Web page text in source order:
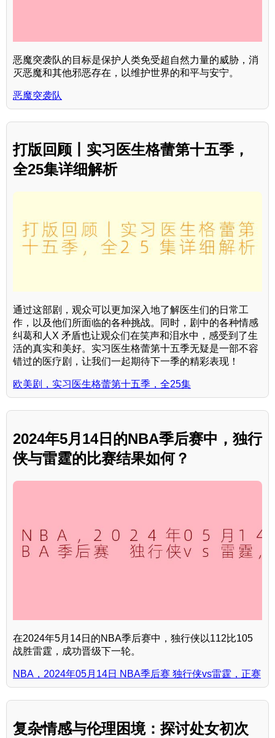
恶魔突袭队的目标是保护人类免受超自然力量的威胁，消
灭恶魔和其他邪恶存在，以维护世界的和平与安宁。
恶魔突袭队
打版回顾丨实习医生格蕾第十五季，
全25集详细解析
通过这部剧，观众可以更加深入地了解医生们的日常工
作，以及他们所面临的各种挑战。同时，剧中的各种情感
纠葛和人X 矛盾也让观众们在笑声和泪水中，感受到了生
活的真实和美好。实习医生格蕾第十五季无疑是一部不容
错过的医疗剧，让我们一起期待下一季的精彩表现！
欧美剧，实习医生格蕾第十五季，全25集
2024年5月14日的NBA季后赛中，独行
侠与雷霆的比赛结果如何？
在2024年5月14日的NBA季后赛中，独行侠以112比105
战胜雷霆，成功晋级下一轮。
NBA，2024年05月14日 NBA季后赛 独行侠vs雷霆，正赛
复杂情感与伦理困境：探讨处女初次